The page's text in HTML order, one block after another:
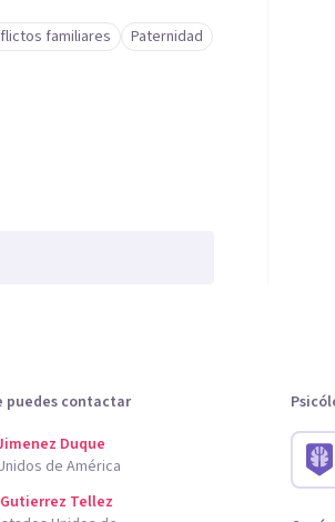
familiares
Paternidad
puedes contactar
Duque
de América
Tellez